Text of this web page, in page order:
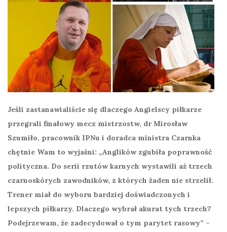
Jeśli zastanawialiście się dlaczego Angielscy piłkarze
przegrali finałowy mecz mistrzostw, dr Mirosław
Szumiło, pracownik IPNu i doradca ministra Czarnka
chętnie Wam to wyjaśni: „Anglików zgubiła poprawność
polityczna. Do serii rzutów karnych wystawili aż trzech
czarnoskórych zawodników, z których żaden nie strzelił.
Trener miał do wyboru bardziej doświadczonych i
lepszych piłkarzy. Dlaczego wybrał akurat tych trzech?
Podejrzewam, że zadecydował o tym parytet rasowy” –